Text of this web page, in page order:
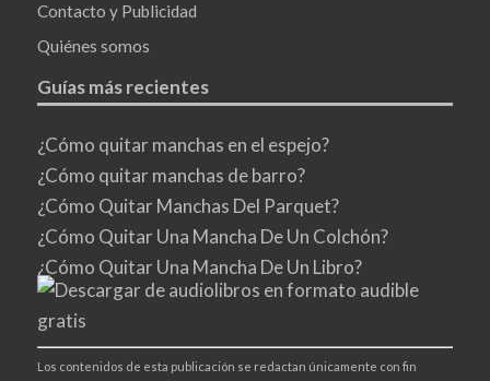
Contacto y Publicidad
Quiénes somos
Guías más recientes
¿Cómo quitar manchas en el espejo?
¿Cómo quitar manchas de barro?
¿Cómo Quitar Manchas Del Parquet?
¿Cómo Quitar Una Mancha De Un Colchón?
¿Cómo Quitar Una Mancha De Un Libro?
Los contenidos de esta publicación se redactan únicamente con fin